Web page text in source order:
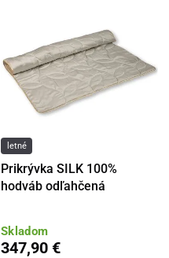
letné
Prikrývka SILK 100%
hodváb odľahčená
Skladom
347,90 €